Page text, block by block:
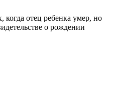
когда отец ребенка умер, но
о рождении